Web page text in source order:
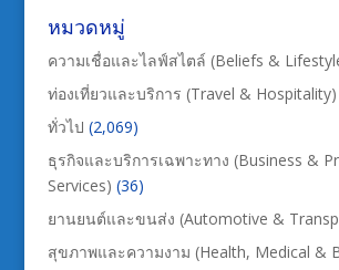
หมวดหมู่
ความเชื่อและไลฟ์สไตล์ (Beliefs &
ท่องเที่ยวและบริการ (Travel & Hospitality)
ทั่วไป (2,069)
ธุรกิจและบริการเฉพาะทาง (Business &
Services) (36)
ยานยนต์และขนส่ง (Automotive &
สุขภาพและความงาม (Health, Medical &